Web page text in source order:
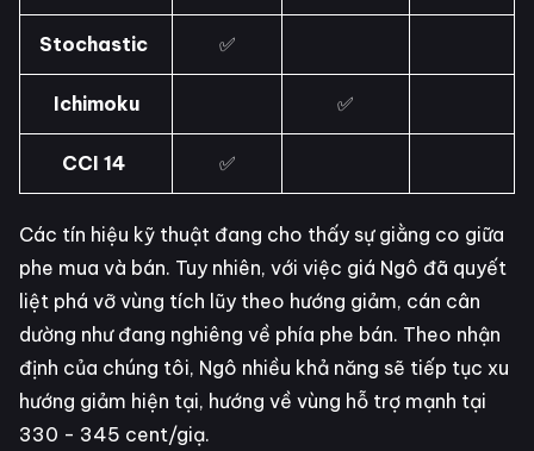
Stochastic ✅
Ichimoku ✅
CCI 14 ✅
Các tín hiệu kỹ thuật đang cho thấy sự giằng co giữa
phe mua và bán. Tuy nhiên, với việc giá Ngô đã quyết
liệt phá vỡ vùng tích lũy theo hướng giảm, cán cân
dường như đang nghiêng về phía phe bán. Theo nhận
định của chúng tôi, Ngô nhiều khả năng sẽ tiếp tục xu
hướng giảm hiện tại, hướng về vùng hỗ trợ mạnh tại
330 - 345 cent/giạ.